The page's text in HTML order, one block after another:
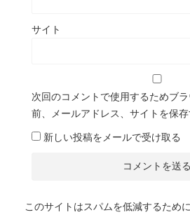
サイト
次回のコメントで使用するためブ
前、メールアドレス、サイトを保存
新しい投稿をメールで受け取る
このサイトはスパムを低減するため